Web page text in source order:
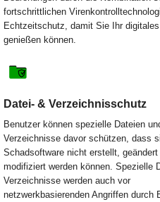
fortschrittlichen
Echtzeitschutz, damit Sie Ihr
genießen können.
Datei- & Verzeichnisschutz
Benutzer können spezielle Dateien
Verzeichnisse davor schützen, dass
Schadsoftware nicht erstellt, geändert
modifiziert werden können. Spezielle
Verzeichnisse werden auch vor
netzwerkbasierenden Angriffen durch